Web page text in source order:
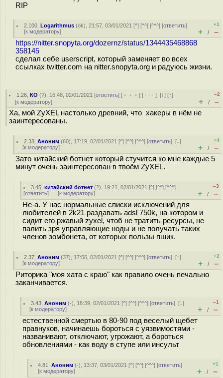
RIP
2.100 ,Logarithmus (ok), 21:57, 03/01/2021 [^] [^^] [^^^] [ответить]
[к модератору]
+1
+ / –
https://nitter.snopyta.org/dozernz/status/1344435468868
358145
сделал себе userscript, который заменяет во всех
ссылках twitter.com на nitter.snopyta.org и радуюсь жизни.
1.26 ,КО (?), 16:48, 02/01/2021 [ответить] [ ﹢﹢﹢] [ · · ·][↓] [↑]
[к модератору]
–2
+ / –
Ха, мой ZyXEL настолько древний, что хакеры в нём не
заинтересованы.
2.33 ,Аноним (60), 17:19, 02/01/2021 [^] [^^] [^^^] [ответить][↓]
[к модератору]
+4
+ / –
Зато китайский ботнет который стучится ко мне каждые 5
минут очень заинтересован в твоём ZyXEL.
3.45 ,китайский ботнет (?), 19:21, 02/01/2021 [^] [^^] [^^^]
[ответить] [к модератору]
–3
+ / –
Не-а. У нас нормальные списки исключений для
любителей в 2k21 раздавать adsl 750k, на котором и
сидит его ржавый zyxel, чтоб не тратить ресурсы, не
палить зря управляющие ноды и не получать таких
членов зомбонета, от которых пользы пшик.
2.37 ,Аноним (37), 17:56, 02/01/2021 [^] [^^] [^^^] [ответить][↑]
[к модератору]
+2
+ / –
Риторика "моя хата с краю" как правило очень печально
заканчивается.
3.43 ,Аноним (-), 18:39, 02/01/2021 [^] [^^] [^^^] [ответить][↓]
[к модератору]
–1
+ / –
естественной смертью в 80-90 под веселый щебет
правнуков, начинаешь бороться с уязвимостями -
названивают, отключают, угрожают, а бороться
обновлениями - как воду в ступе или инсульт
4.81 ,Аноним (-), 13:37, 03/01/2021 [^] [^^] [^^^] [ответить]
[к модератору]
+1
+ / –